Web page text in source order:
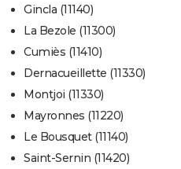
Gincla (11140)
La Bezole (11300)
Cumiès (11410)
Dernacueillette (11330)
Montjoi (11330)
Mayronnes (11220)
Le Bousquet (11140)
Saint-Sernin (11420)